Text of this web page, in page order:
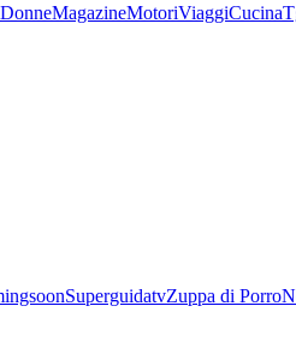
DonneMagazineMotoriViaggiCucina
SuperguidatvZuppa di Porro